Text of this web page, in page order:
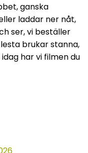
ganska
laddar ner nåt,
ser, vi beställer
brukar stanna,
har vi filmen du